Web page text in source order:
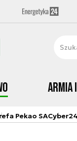
Armia
Pekao SA